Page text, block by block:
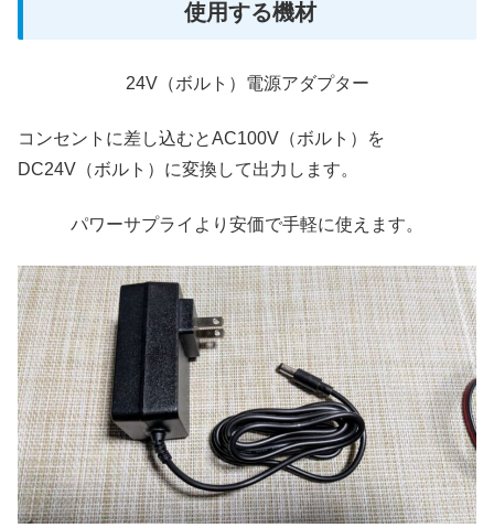
使用する機材
24V（ボルト）電源アダプター
コンセントに差し込むとAC100V（ボルト）を
DC24V（ボルト）に変換して出力します。
パワーサプライより安価で手軽に使えます。